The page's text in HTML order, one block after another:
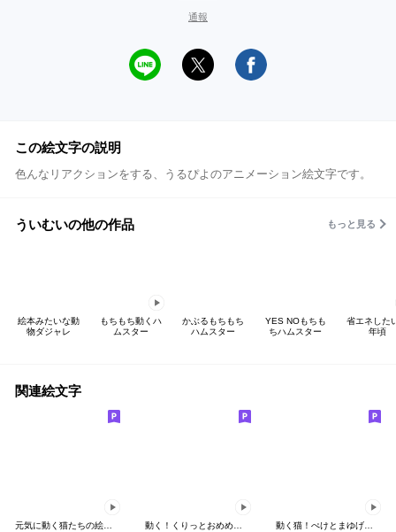
通報
この絵文字の説明
色んなリアクションをする、うるぴよのアニメーション絵文字です。
ういむいの他の作品 もっと見る
絵本みたいな動
物ダジャレ
もちもち動くハ
ムスター
かぶるもちもち
ハムスター
YES NOもちも
ちハムスター
省エネした
年頃
関連絵文字
動く猫！ぺけとまゆげの絵文字★繋がるよ！